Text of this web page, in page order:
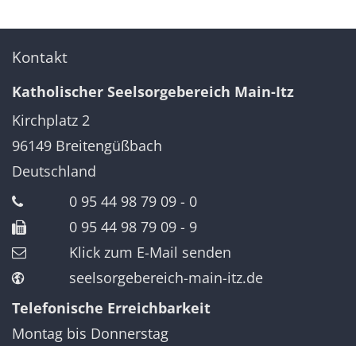
Kontakt
Katholischer Seelsorgebereich Main-Itz
Kirchplatz 2
96149 Breitengüßbach
Deutschland
0 95 44 98 79 09 - 0
0 95 44 98 79 09 - 9
Klick zum E-Mail senden
seelsorgebereich-main-itz.de
Telefonische Erreichbarkeit
Montag bis Donnerstag